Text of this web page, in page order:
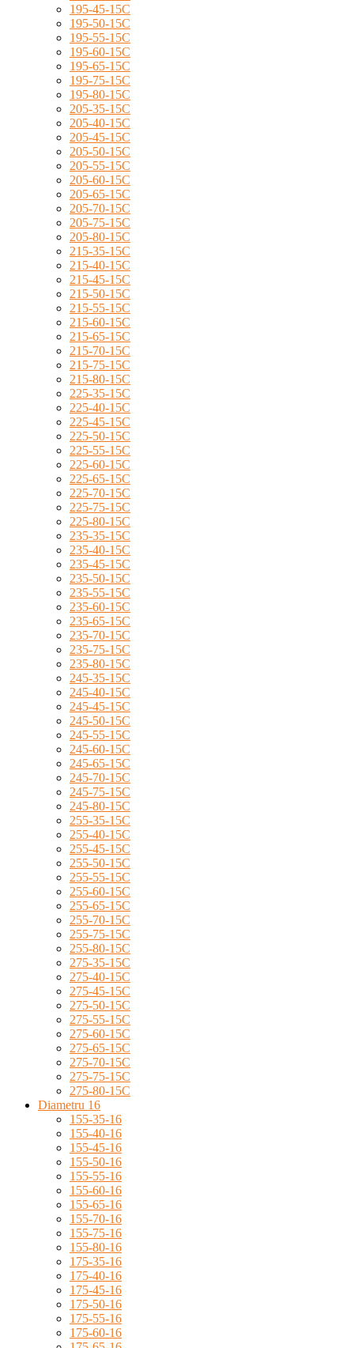
195-45-15C
195-50-15C
195-55-15C
195-60-15C
195-65-15C
195-75-15C
195-80-15C
205-35-15C
205-40-15C
205-45-15C
205-50-15C
205-55-15C
205-60-15C
205-65-15C
205-70-15C
205-75-15C
205-80-15C
215-35-15C
215-40-15C
215-45-15C
215-50-15C
215-55-15C
215-60-15C
215-65-15C
215-70-15C
215-75-15C
215-80-15C
225-35-15C
225-40-15C
225-45-15C
225-50-15C
225-55-15C
225-60-15C
225-65-15C
225-70-15C
225-75-15C
225-80-15C
235-35-15C
235-40-15C
235-45-15C
235-50-15C
235-55-15C
235-60-15C
235-65-15C
235-70-15C
235-75-15C
235-80-15C
245-35-15C
245-40-15C
245-45-15C
245-50-15C
245-55-15C
245-60-15C
245-65-15C
245-70-15C
245-75-15C
245-80-15C
255-35-15C
255-40-15C
255-45-15C
255-50-15C
255-55-15C
255-60-15C
255-65-15C
255-70-15C
255-75-15C
255-80-15C
275-35-15C
275-40-15C
275-45-15C
275-50-15C
275-55-15C
275-60-15C
275-65-15C
275-70-15C
275-75-15C
275-80-15C
Diametru 16
155-35-16
155-40-16
155-45-16
155-50-16
155-55-16
155-60-16
155-65-16
155-70-16
155-75-16
155-80-16
175-35-16
175-40-16
175-45-16
175-50-16
175-55-16
175-60-16